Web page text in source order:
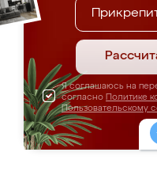
Я соглашаюсь на
согласно Политике
Пользовательскому